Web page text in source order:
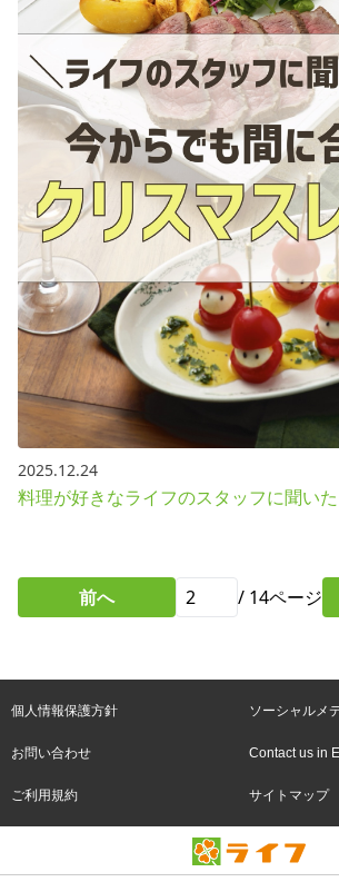
2025.12.24
料理が好きなライフのスタッフに聞いた
前へ / 14ページ
個人情報保護方針 ソーシャルメ
お問い合わせ Contact us in
ご利用規約 サイトマップ